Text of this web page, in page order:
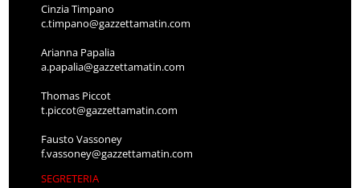
Cinzia Timpano
c.timpano@gazzettamatin.com
Arianna Papalia
a.papalia@gazzettamatin.com
Thomas Piccot
t.piccot@gazzettamatin.com
Fausto Vassoney
f.vassoney@gazzettamatin.com
SEGRETERIA